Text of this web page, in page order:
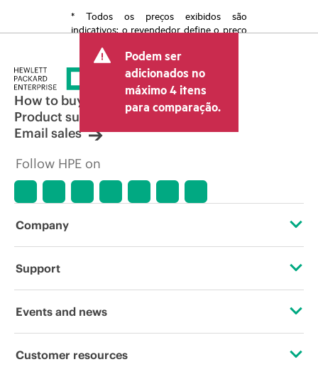
* Todos os preços exibidos são
indicativos; o revendedor define o preço
taxas, como IVA/imposto sobre vendas e
envio. O preço transacional definido
pelo revendedor pode variar em relação
a outros revendedores e ao preço
indicativo exibido. O preço indicativo
poderá incluir ofertas promocionais por
tempo limitado. A HPE se reserva o
qualquer momento por motivos que
de produtos, disponibilidade de
Podem ser
adicionados no
máximo 4 itens
para comparação.
How to buy
Product support
Email sales
Follow HPE on
Company
About HPE
Corporate responsibility
Support
Operational support services
Events and news
Events
Customer resources